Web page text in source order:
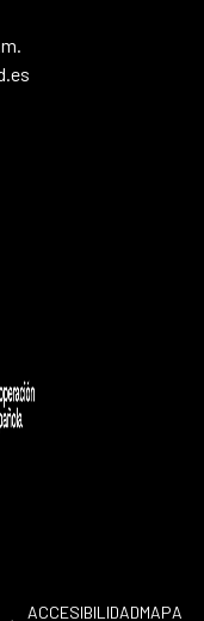
ACCESIBILIDADMAPA